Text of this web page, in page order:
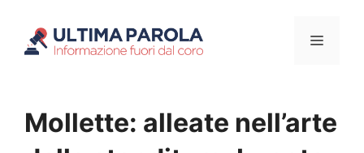
Menu
Mollette: alleate nell’arte